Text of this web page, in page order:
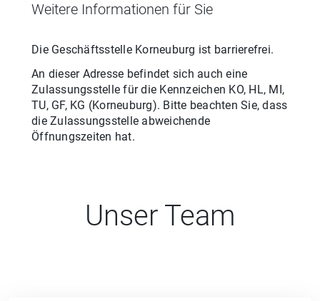
Weitere Informationen für Sie
Die Geschäftsstelle Korneuburg ist barrierefrei.
An dieser Adresse befindet sich auch eine
Zulassungsstelle für die Kennzeichen KO, HL, MI,
TU, GF, KG (Korneuburg). Bitte beachten Sie, dass
die Zulassungsstelle abweichende
Öffnungszeiten hat.
Unser Team